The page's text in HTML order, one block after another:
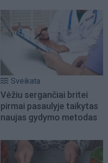
Sveikata
Vėžiu sergančiai britei
pirmai pasaulyje taikytas
naujas gydymo metodas